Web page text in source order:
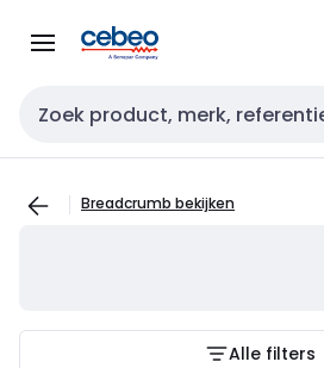
naar
naar
Zoekveld invoer
Breadcrumb bekijken
Alle filters